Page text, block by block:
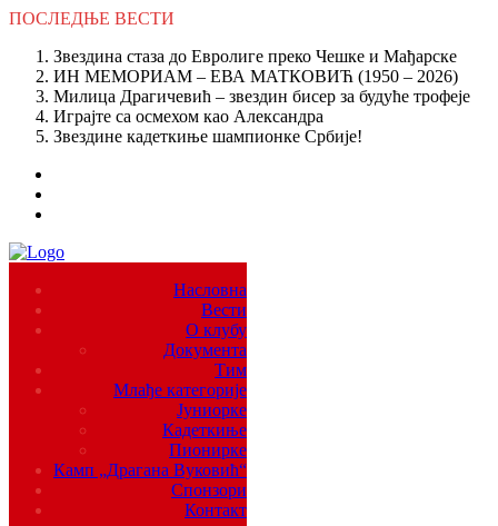
ПОСЛЕДЊЕ ВЕСТИ
Звездина стаза до Евролиге преко Чешке и Мађарске
ИН МЕМОРИАМ – ЕВА МАТКОВИЋ (1950 – 2026)
Милица Драгичевић – звездин бисер за будуће трофеје
Играјте са осмехом као Александра
Звездине кадеткиње шампионке Србије!
Насловна
Вести
О клубу
Документа
Тим
Млађе категорије
Јуниорке
Кадеткиње
Пионирке
Камп „Драгана Вуковић“
Спонзори
Контакт